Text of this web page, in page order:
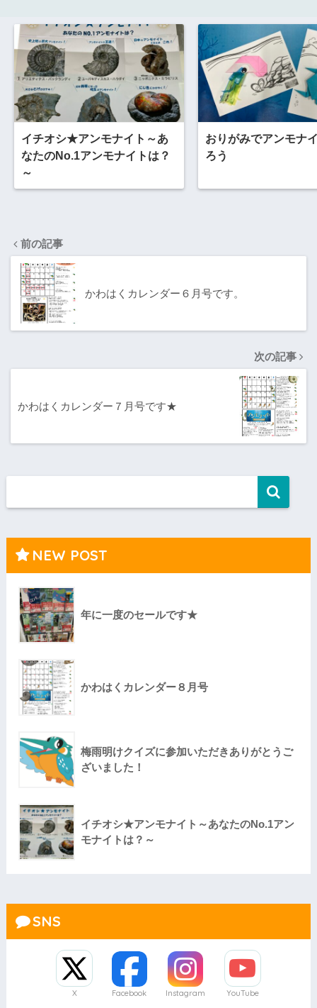
イチオシ★アンモナイト～あ
なたのNo.1アンモナイトは？
～
おりがみでアンモナ
ろう
前の記事
かわはくカレンダー６月号です。
次の記事
かわはくカレンダー７月号です★
NEW POST
年に一度のセールです★
かわはくカレンダー８月号
梅雨明けクイズに参加いただきありがとうご
ざいました！
イチオシ★アンモナイト～あなたのNo.1アン
モナイトは？～
SNS
X Facebook Instagram YouTube